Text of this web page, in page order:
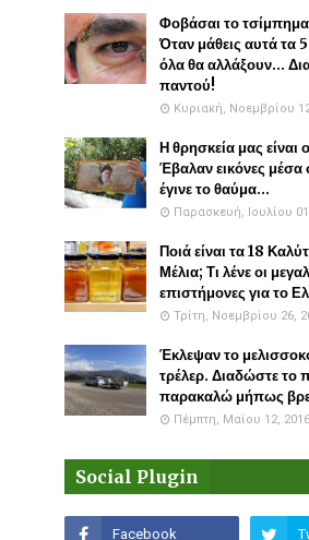
Φοβάσαι το
Όταν μάθεις αυτά τα
όλα θα αλλάξουν...
παντού!
Κυριακή, Νοεμβρίου
Η θρησκεία μας είναι
Έβαλαν εικόνες μέσα
έγινε το θαύμα...
Παρασκευή, Ιουλίου
Ποιά είναι τα 18
Μέλια; Τι λένε οι
επιστήμονες για το
Τρίτη, Νοεμβρίου 26,
Έκλεψαν το
τρέλερ. Διαδώστε το
παρακαλώ μήπως
Πέμπτη, Μαΐου 12, 2016
Social Plugin